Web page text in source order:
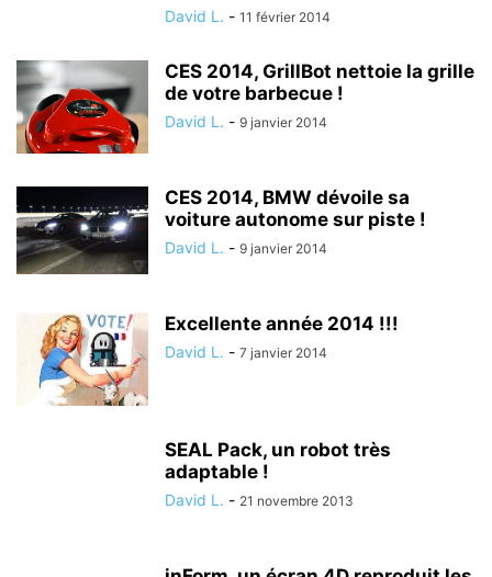
David L. - 11 février 2014
CES 2014, GrillBot nettoie la grille
de votre barbecue !
David L. - 9 janvier 2014
CES 2014, BMW dévoile sa
voiture autonome sur piste !
David L. - 9 janvier 2014
Excellente année 2014 !!!
David L. - 7 janvier 2014
SEAL Pack, un robot très
adaptable !
David L. - 21 novembre 2013